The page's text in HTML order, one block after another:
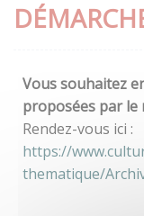
Vous souhaitez
proposées par le
Rendez-vous ici :
https://
thematique/